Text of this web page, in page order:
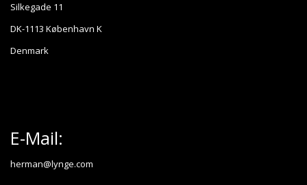
Silkegade 11
DK-1113 København K
Denmark
E-Mail:
herman@lynge.com